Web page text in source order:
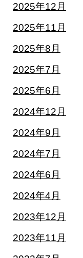
2025年12月
2025年11月
2025年8月
2025年7月
2025年6月
2024年12月
2024年9月
2024年7月
2024年6月
2024年4月
2023年12月
2023年11月